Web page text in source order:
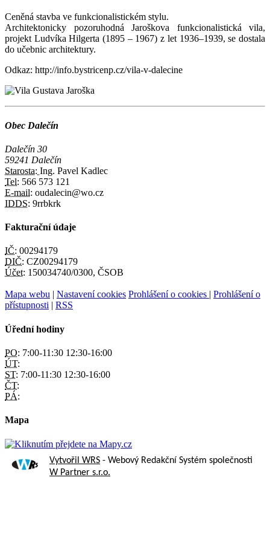
Ceněná stavba ve funkcionalistickém stylu.
Architektonicky pozoruhodná Jaroškova funkcionalistická vila,
projekt Ludvíka Hilgerta (1895 – 1967) z let 1936–1939, se dostala
do učebnic architektury.
Odkaz: http://info.bystricenp.cz/vila-v-dalecine
Obec Dalečín
Dalečín 30
59241 Dalečín
Starosta: Ing. Pavel Kadlec
Tel: 566 573 121
E-mail: oudalecin@wo.cz
IDDS: 9rrbkrk
Fakturační údaje
IČ: 00294179
DIČ: CZ00294179
Účet: 150034740/0300, ČSOB
Mapa webu | Nastavení cookies Prohlášení o cookies | Prohlášení o
přístupnosti | RSS
Úřední hodiny
PO: 7:00-11:30 12:30-16:00
ÚT:
ST: 7:00-11:30 12:30-16:00
ČT:
PÁ:
Mapa
Vytvořil WRS - Webový Redakční Systém společnosti
W Partner s.r.o.